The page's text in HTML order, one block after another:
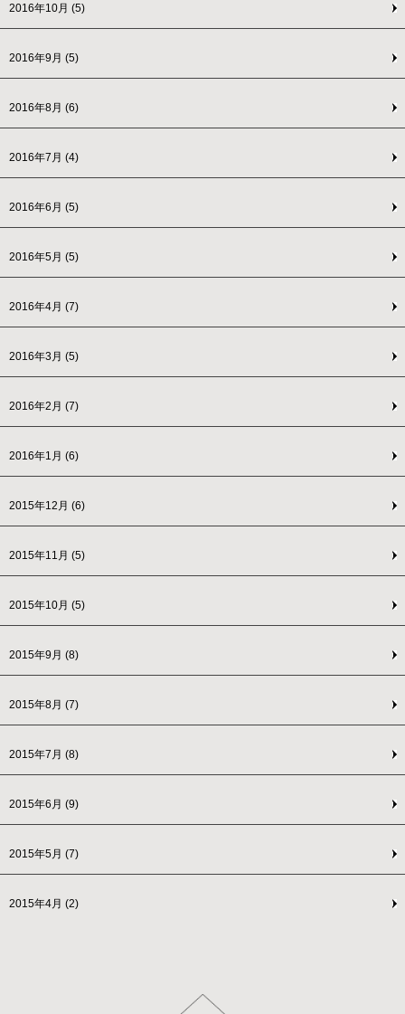
2016年10月 (5)
2016年9月 (5)
2016年8月 (6)
2016年7月 (4)
2016年6月 (5)
2016年5月 (5)
2016年4月 (7)
2016年3月 (5)
2016年2月 (7)
2016年1月 (6)
2015年12月 (6)
2015年11月 (5)
2015年10月 (5)
2015年9月 (8)
2015年8月 (7)
2015年7月 (8)
2015年6月 (9)
2015年5月 (7)
2015年4月 (2)